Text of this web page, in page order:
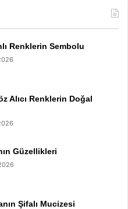
Renklerin Sembolu
Alıcı Renklerin Doğal
Güzellikleri
Şifalı Mucizesi